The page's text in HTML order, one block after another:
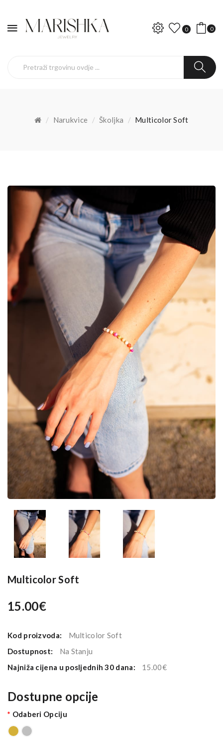
0 0
Narukvice Školjka Multicolor Soft
Multicolor Soft
15.00€
Kod proizvoda:
Multicolor Soft
Dostupnost:
Na Stanju
Najniža cijena u posljednih 30 dana:
15.00€
Dostupne opcije
Odaberi Opciju